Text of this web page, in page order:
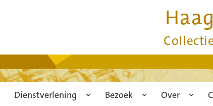
Dienstverlening Bezoek Over